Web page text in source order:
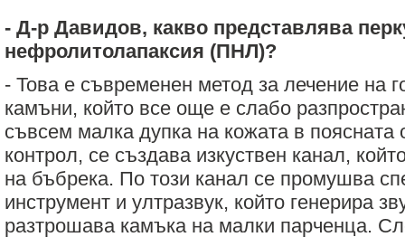
- Д-р Давидов, какво представлява
нефролитолапаксия (ПНЛ)?
- Това е съвременен метод за лечение на
камъни, който все още е слабо
съвсем малка дупка на кожата в поясната
контрол, се създава изкуствен канал,
на бъбрека. По този канал се промушва
инструмент и ултразвук, който генерира
разтрошава камъка на малки парченца.